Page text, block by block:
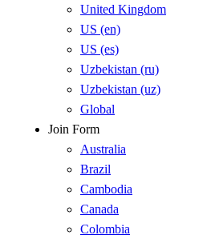
United Kingdom
US (en)
US (es)
Uzbekistan (ru)
Uzbekistan (uz)
Global
Join Form
Australia
Brazil
Cambodia
Canada
Colombia